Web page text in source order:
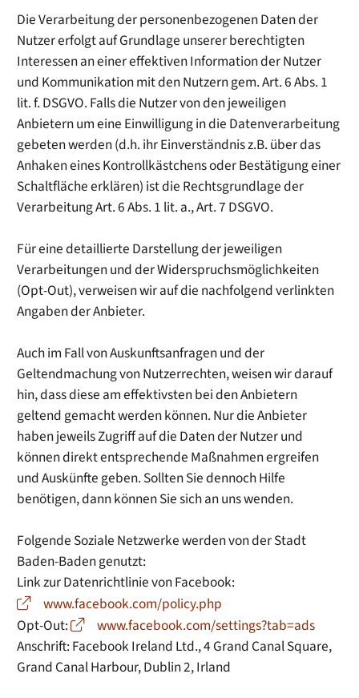
Die Verarbeitung der personenbezogenen Daten der
Nutzer erfolgt auf Grundlage unserer berechtigten
Interessen an einer effektiven Information der Nutzer
und Kommunikation mit den Nutzern gem. Art. 6 Abs. 1
lit. f. DSGVO. Falls die Nutzer von den jeweiligen
Anbietern um eine Einwilligung in die Datenverarbeitung
gebeten werden (d.h. ihr Einverständnis z.B. über das
Anhaken eines Kontrollkästchens oder Bestätigung einer
Schaltfläche erklären) ist die Rechtsgrundlage der
Verarbeitung Art. 6 Abs. 1 lit. a., Art. 7 DSGVO.
Für eine detaillierte Darstellung der jeweiligen
Verarbeitungen und der Widerspruchsmöglichkeiten
(Opt-Out), verweisen wir auf die nachfolgend verlinkten
Angaben der Anbieter.
Auch im Fall von Auskunftsanfragen und der
Geltendmachung von Nutzerrechten, weisen wir darauf
hin, dass diese am effektivsten bei den Anbietern
geltend gemacht werden können. Nur die Anbieter
haben jeweils Zugriff auf die Daten der Nutzer und
können direkt entsprechende Maßnahmen ergreifen
und Auskünfte geben. Sollten Sie dennoch Hilfe
benötigen, dann können Sie sich an uns wenden.
Folgende Soziale Netzwerke werden von der Stadt
Baden-Baden genutzt:
Link zur Datenrichtlinie von Facebook:
www.facebook.com/policy.php
Opt-Out:
www.facebook.com/settings?tab=ads
Anschrift: Facebook Ireland Ltd., 4 Grand Canal Square,
Grand Canal Harbour, Dublin 2, Irland